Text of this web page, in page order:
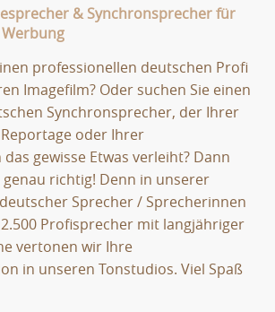
& Synchronsprecher für
Werbung
professionellen deutschen Profi
Imagefilm? Oder suchen Sie einen
Synchronsprecher, der Ihrer
oder Ihrer
gewisse Etwas verleiht? Dann
genau richtig! Denn in unserer
Sprecher / Sprecherinnen
Profisprecher mit langjähriger
vertonen wir Ihre
in unseren Tonstudios. Viel Spaß